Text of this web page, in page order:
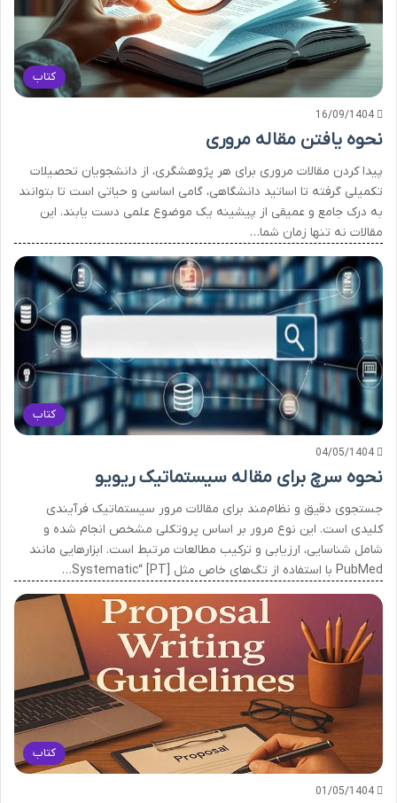
کتاب
16/09/1404
نحوه یافتن مقاله مروری
پیدا کردن مقالات مروری برای هر پژوهشگری، از دانشجویان تحصیلات
تکمیلی گرفته تا اساتید دانشگاهی، گامی اساسی و حیاتی است تا بتوانند
به درک جامع و عمیقی از پیشینه یک موضوع علمی دست یابند. این
مقالات نه تنها زمان شما…
کتاب
04/05/1404
نحوه سرچ برای مقاله سیستماتیک ریویو
جستجوی دقیق و نظام‌مند برای مقالات مرور سیستماتیک فرآیندی
کلیدی است. این نوع مرور بر اساس پروتکلی مشخص انجام شده و
شامل شناسایی، ارزیابی و ترکیب مطالعات مرتبط است. ابزارهایی مانند
PubMed با استفاده از تگ‌های خاص مثل [PT] “Systematic…
کتاب
01/05/1404